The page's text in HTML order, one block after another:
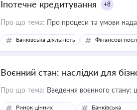
Іпотечне кредитування +8
Про що тема: Про процеси та умови
Банківська діяльність Фінансові
Воєнний стан: наслідки для
Про що тема: Введення воєнного стану:
Ринок цінних Банківська